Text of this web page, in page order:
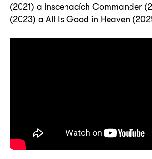
(2021) a inscenacích Commander
(2023) a All Is Good in Heaven